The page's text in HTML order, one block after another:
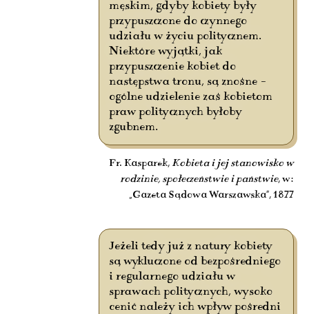
męskim, gdyby kobiety były
przypuszczone do czynnego
udziału w życiu politycznem.
Niektóre wyjątki, jak
przypuszczenie kobiet do
następstwa tronu, są znośne –
ogólne udzielenie zaś kobietom
praw politycznych byłoby
zgubnem.
Fr. Kasparek, Kobieta i jej stanowisko w
rodzinie, społeczeństwie i państwie, w:
„Gazeta Sądowa Warszawska”, 1877
Jeżeli tedy już z natury kobiety
są wykluczone od bezpośredniego
i regularnego udziału w
sprawach politycznych, wysoko
cenić należy ich wpływ pośredni